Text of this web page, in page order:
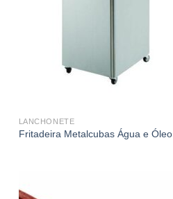
LANCHONETE
Fritadeira Metalcubas Água e Óleo